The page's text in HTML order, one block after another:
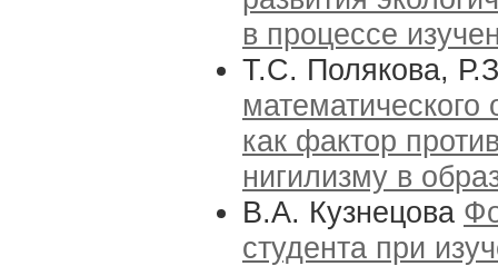
в процессе
Т.С. Полякова,
математического
как фактор
нигилизму в
В.А. Кузнецова
студента при